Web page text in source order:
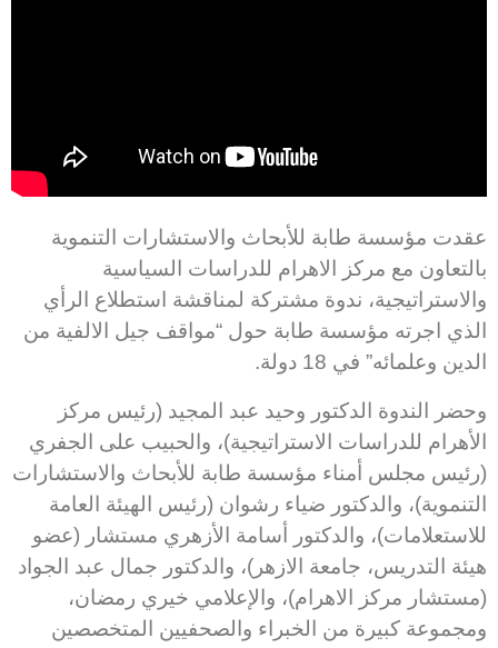
عقدت مؤسسة طابة للأبحاث والاستشارات التنموية
بالتعاون مع مركز الاهرام للدراسات السياسية
والاستراتيجية، ندوة مشتركة لمناقشة استطلاع الرأي
الذي اجرته مؤسسة طابة حول “مواقف جيل الالفية من
الدين وعلمائه” في 18 دولة.
وحضر الندوة الدكتور وحيد عبد المجيد (رئيس مركز
الأهرام للدراسات الاستراتيجية)، والحبيب على الجفري
(رئيس مجلس أمناء مؤسسة طابة للأبحاث والاستشارات
التنموية)، والدكتور ضياء رشوان (رئيس الهيئة العامة
للاستعلامات)، والدكتور أسامة الأزهري مستشار (عضو
هيئة التدريس، جامعة الازهر)، والدكتور جمال عبد الجواد
(مستشار مركز الاهرام)، والإعلامي خيري رمضان،
ومجموعة كبيرة من الخبراء والصحفيين المتخصصين